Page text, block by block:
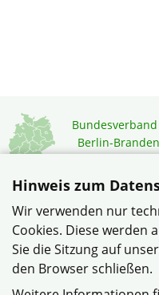
Bundesverband
Berlin-
Sachsen-Anhalt
© Siedlergemeinschaft
Hinweis zum
Wir verwenden nur
Cookies. Diese werden
Sie die Sitzung auf
den Browser schließen.